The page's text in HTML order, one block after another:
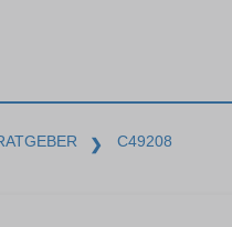
❯ C49208